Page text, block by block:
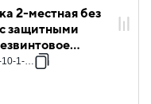
2-местная без
защитными
РСш02-1-ФлЛ
1-K88